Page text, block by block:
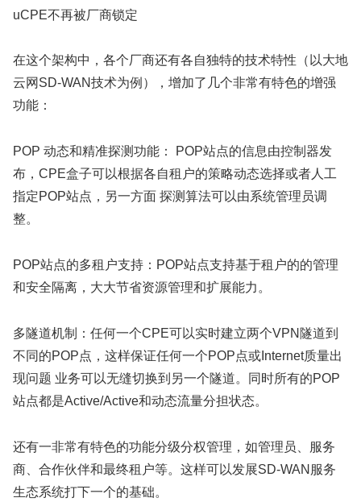
uCPE不再被厂商锁定
在这个架构中，各个厂商还有各自独特的技术特性（以大地
云网SD-WAN技术为例），增加了几个非常有特色的增强
功能：
POP 动态和精准探测功能： POP站点的信息由控制器发
布，CPE盒子可以根据各自租户的策略动态选择或者人工
指定POP站点，另一方面 探测算法可以由系统管理员调
整。
POP站点的多租户支持：POP站点支持基于租户的的管理
和安全隔离，大大节省资源管理和扩展能力。
多隧道机制：任何一个CPE可以实时建立两个VPN隧道到
不同的POP点，这样保证任何一个POP点或Internet质量出
现问题 业务可以无缝切换到另一个隧道。同时所有的POP
站点都是Active/Active和动态流量分担状态。
还有一非常有特色的功能分级分权管理，如管理员、服务
商、合作伙伴和最终租户等。这样可以发展SD-WAN服务
生态系统打下一个的基础。